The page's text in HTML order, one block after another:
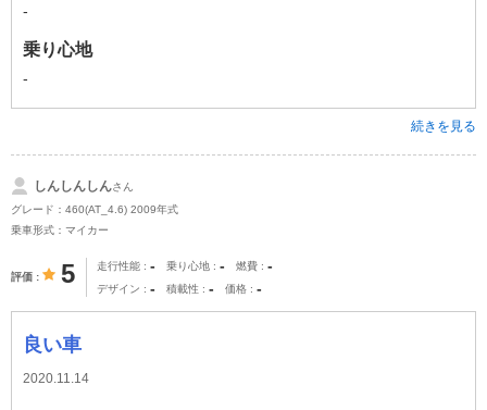
-
乗り心地
-
続きを見る
しんしんしんさん
グレード：460(AT_4.6) 2009年式
乗車形式：マイカー
評価 5 走行性能 - 乗り心地 - 燃費 -
デザイン - 積載性 - 価格 -
良い車
2020.11.14